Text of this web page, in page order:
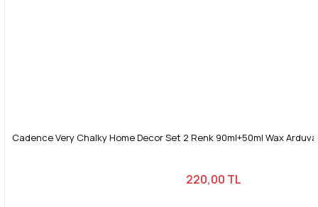
Cadence Very Chalky Home Decor Set 2 Renk 90ml+50ml Wax
220,00 TL